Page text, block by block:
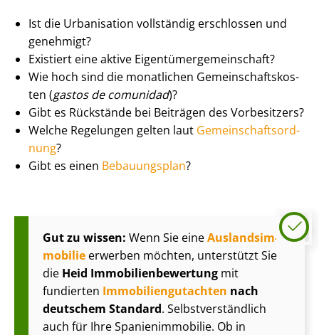
Ist die Urbanisation vollständig erschlossen und
genehmigt?
Existiert eine aktive Ei­gen­tü­mer­ge­mein­schaft?
Wie hoch sind die monatlichen Ge­mein­schafts­kos­
ten (gastos de comunidad)?
Gibt es Rückstände bei Beiträgen des Vorbesitzers?
Welche Regelungen gelten laut Ge­mein­schafts­ord­
nung?
Gibt es einen Bebauungsplan?
Gut zu wissen: Wenn Sie eineAus­lands­im­
mo­bi­lie erwerben möchten, unterstützt Sie
die Heid Im­mo­bi­li­en­be­wer­tung mit
fundierten Im­mo­bi­li­en­gut­ach­ten nach
deutschem Standard. Selbst­ver­ständ­lich
auch für Ihre Spa­ni­en­im­mo­bi­lie. Ob in